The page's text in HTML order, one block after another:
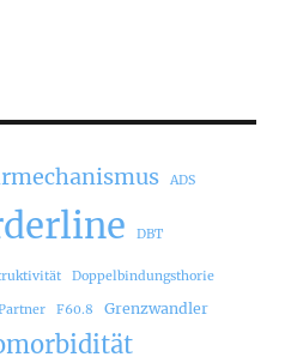
ADS
DBT
Doppelbindungsthorie
F60.8 Grenzwandler